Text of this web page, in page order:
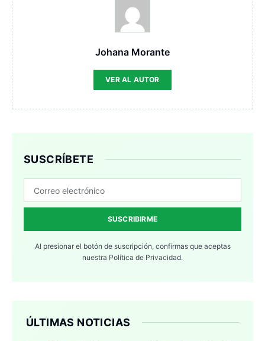
Johana Morante
VER AL AUTOR
SUSCRÍBETE
SUSCRIBIRME
Al presionar el botón de suscripción, confirmas que aceptas
nuestra Política de Privacidad.
ÚLTIMAS NOTICIAS